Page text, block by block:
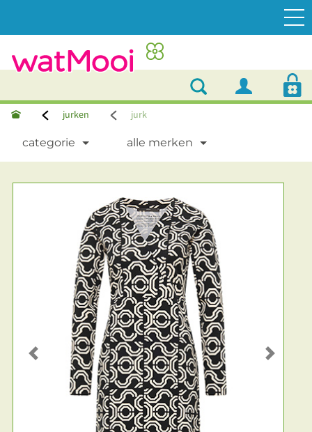
jurken jurk
categorie alle merken
Previous Next